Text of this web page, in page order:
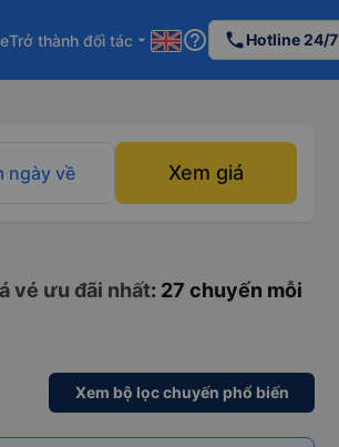
Trở thành đối tác arrow_drop_down help_outline phoneHotline 24/7
ngày về Xem giá
vé ưu đãi nhất: 27 chuyến mỗi
Xem bộ lọc chuyến phổ biến